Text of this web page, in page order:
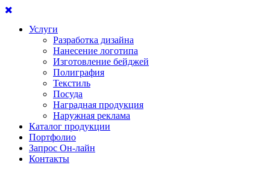
Услуги
Разработка дизайна
Нанесение логотипа
Изготовление бейджей
Полиграфия
Текстиль
Посуда
Наградная продукция
Наружная реклама
Каталог продукции
Портфолио
Запрос Он-лайн
Контакты